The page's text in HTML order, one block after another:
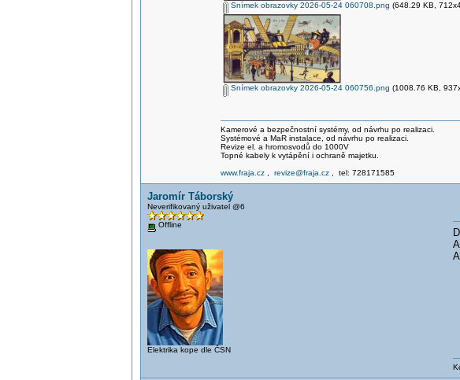
Snímek obrazovky 2026-05-24 060708.png (648.29 KB,
Snímek obrazovky 2026-05-24 060756.png (1008.76 KB,
Kamerové a bezpečnostní systémy, od návrhu po realizaci.
Systémové a MaR instalace, od návrhu po realizaci.
Revize el. a hromosvodů do 1000V
Topné kabely k vytápění i ochraně majetku.
www.fraja.cz
revize@fraja.cz , tel: 728171585
Jaromír Táborský
Neverifikovaný uživatel @6
Offline
Elektrika kope dle ČSN